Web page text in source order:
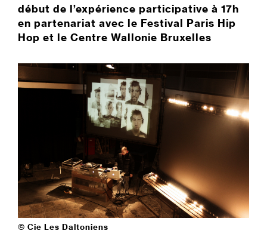
début de l’expérience participative à 17h
en partenariat avec le Festival Paris Hip
Hop et le Centre Wallonie Bruxelles
© Cie Les Daltoniens